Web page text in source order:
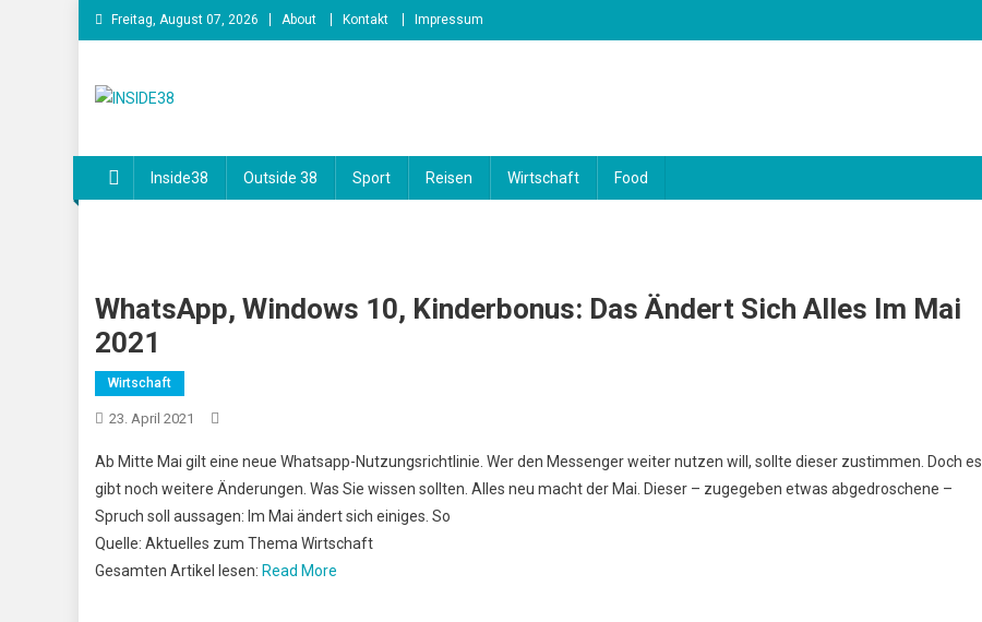
Skip
to
Freitag, August 07, 2026 About Kontakt Impressum
Inside38 Outside 38 Sport Reisen Wirtschaft Food
WhatsApp, Windows 10, Kinderbonus: Das Ändert Sich Alles Im Mai
2021
Wirtschaft
23. April 2021
Ab Mitte Mai gilt eine neue Whatsapp-Nutzungsrichtlinie. Wer den Messenger weiter nutzen will, sollte dieser zustimmen. Doch es
gibt noch weitere Änderungen. Was Sie wissen sollten. Alles neu macht der Mai. Dieser – zugegeben etwas abgedroschene –
Spruch soll aussagen: Im Mai ändert sich einiges. So
Quelle: Aktuelles zum Thema Wirtschaft
Gesamten Artikel lesen: Read More